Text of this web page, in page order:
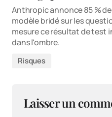
Anthropic annonce 85 %
modèle bridé sur les
mesure ce résultat de test
dans l'ombre.
Risques
Laisser un